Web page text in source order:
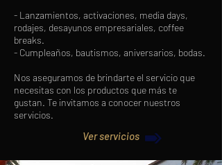
- Lanzamientos, activaciones, media days,
rodajes, desayunos empresariales, coffee
breaks.
- Cumpleaños, bautismos, aniversarios, bodas.
Nos aseguramos de brindarte el servicio que
necesitas con los productos que más te
gustan. Te invitamos a conocer nuestros
servicios.
Ver servicios